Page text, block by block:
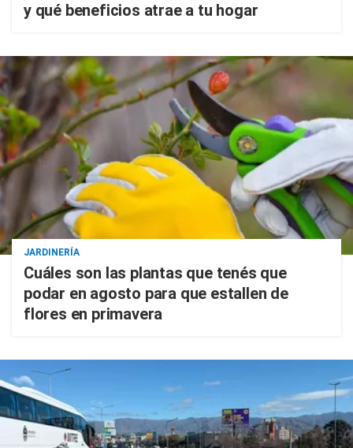
y qué beneficios atrae a tu hogar
JARDINERÍA
Cuáles son las plantas que tenés que
podar en agosto para que estallen de
flores en primavera